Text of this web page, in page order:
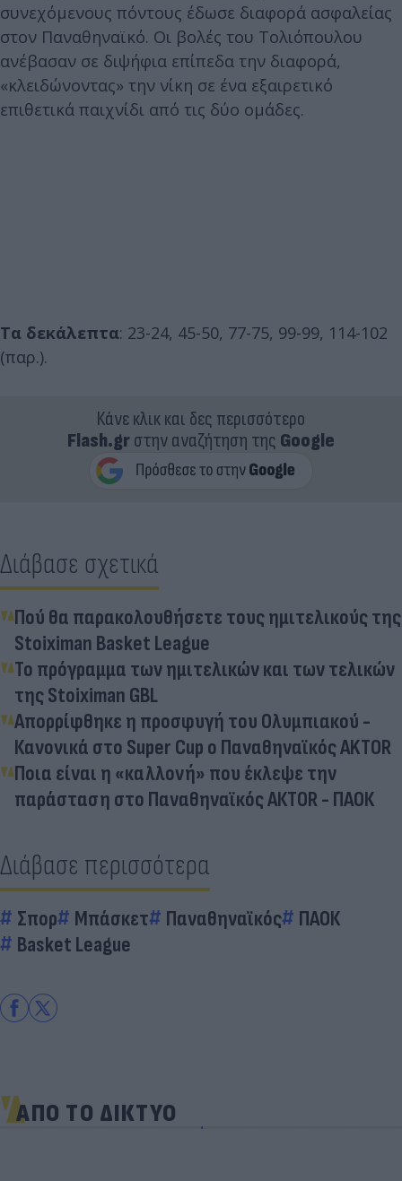
συνεχόμενους πόντους έδωσε διαφορά ασφαλείας
στον Παναθηναϊκό. Οι βολές του Τολιόπουλου
ανέβασαν σε διψήφια επίπεδα την διαφορά,
«κλειδώνοντας» την νίκη σε ένα εξαιρετικό
επιθετικά παιχνίδι από τις δύο ομάδες.
Τα δεκάλεπτα: 23-24, 45-50, 77-75, 99-99, 114-102
(παρ.).
Κάνε κλικ και δες περισσότερο
Flash.grστην αναζήτηση της Google
Διάβασε σχετικά
Πού θα παρακολουθήσετε τους ημιτελικούς της
Stoiximan Basket League
Το πρόγραμμα των ημιτελικών και των τελικών
της Stoiximan GBL
Απορρίφθηκε η προσφυγή του Ολυμπιακού -
Κανονικά στο Super Cup ο Παναθηναϊκός AKTOR
Ποια είναι η «καλλονή» που έκλεψε την
παράσταση στο Παναθηναϊκός ΑΚΤΟR - ΠΑΟΚ
Διάβασε περισσότερα
Σπορ Μπάσκετ Παναθηναϊκός
ΠΑΟΚ
Basket League
ΑΠΟ ΤΟ ΔΙΚΤΥΟ